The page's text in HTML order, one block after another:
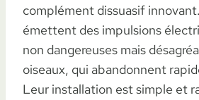
complément dissuasif
émettent des impulsions
non dangereuses mais
oiseaux, qui abandonnent
Leur installation est simple et